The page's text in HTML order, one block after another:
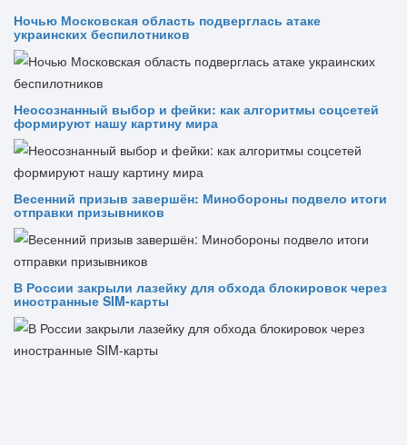
Ночью Московская область подверглась атаке
украинских беспилотников
Неосознанный выбор и фейки: как алгоритмы соцсетей
формируют нашу картину мира
Весенний призыв завершён: Минобороны подвело итоги
отправки призывников
В России закрыли лазейку для обхода блокировок через
иностранные SIM-карты